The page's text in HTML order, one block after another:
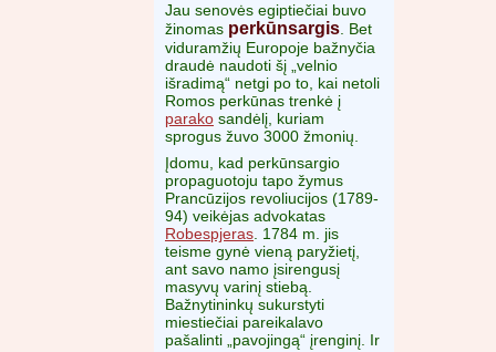
Jau senovės egiptiečiai buvo
žinomas perkūnsargis . Bet
viduramžių Europoje bažnyčia
draudė naudoti šį „velnio
išradimą“ netgi po to, kai netoli
Romos perkūnas trenkė į
parako sandėlį, kuriam
sprogus žuvo 3000 žmonių.
Įdomu, kad perkūnsargio
propaguotoju tapo žymus
Prancūzijos revoliucijos (1789-
94) veikėjas advokatas
Robespjeras . 1784 m. jis
teisme gynė vieną paryžietį,
ant savo namo įsirengusį
masyvų varinį stiebą.
Bažnytininkų sukurstyti
miestiečiai pareikalavo
pašalinti „pavojingą“ įrenginį. Ir